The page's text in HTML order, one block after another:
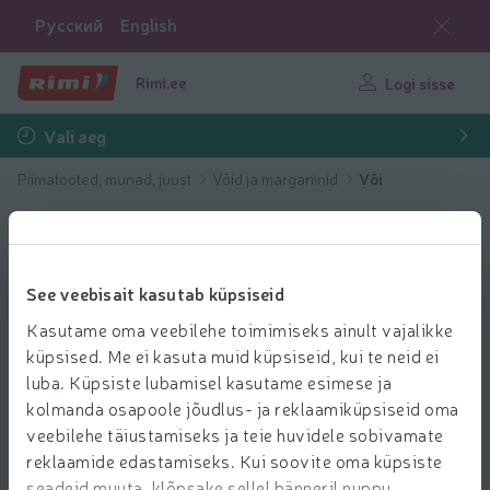
See veebisait kasutab küpsiseid
Kasutame oma veebilehe toimimiseks ainult vajalikke
küpsised. Me ei kasuta muid küpsiseid, kui te neid ei
luba. Küpsiste lubamisel kasutame esimese ja
kolmanda osapoole jõudlus- ja reklaamiküpsiseid oma
veebilehe täiustamiseks ja teie huvidele sobivamate
reklaamide edastamiseks. Kui soovite oma küpsiste
Русский English
Rimi.ee Logi sisse
Vali aeg
Piimatooted, munad, juust Võid ja margariinid Või